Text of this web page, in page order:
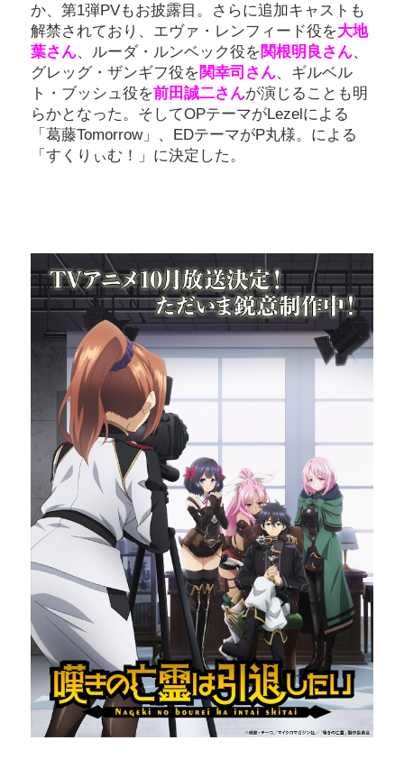
か、第1弾PVもお披露目。さらに追加キャストも
解禁されており、エヴァ・レンフィード役を大地
葉さん、ルーダ・ルンベック役を関根明良さん、
グレッグ・ザンギフ役を関幸司さん、ギルベル
ト・ブッシュ役を前田誠二さんが演じることも明
らかとなった。そしてOPテーマがLezelによる
「葛藤Tomorrow」、EDテーマがP丸様。による
「すくりぃむ！」に決定した。